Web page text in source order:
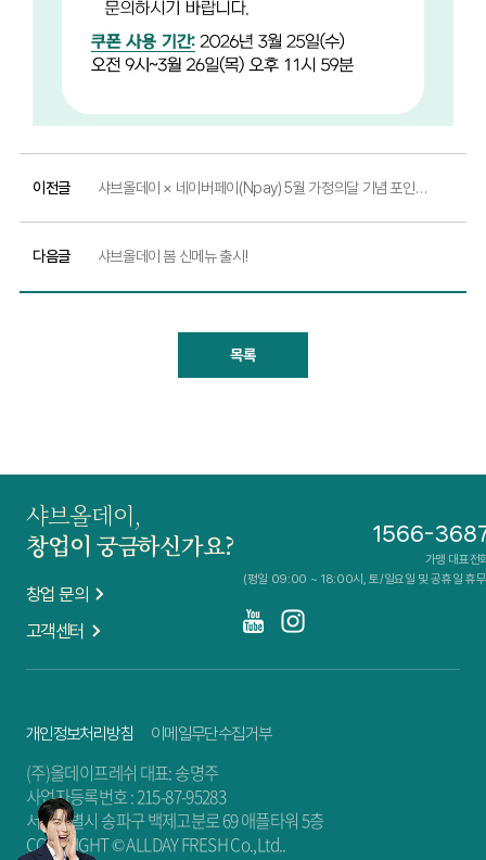
이전글 샤브올데이 × 네이버페이(Npay) 5월 가정의달 기념 포인트 적립 이벤트
다음글 샤브올데이 봄 신메뉴 출시!
목록
샤브올데이,
창업이 궁금하신가요?
창업 문의
고객센터
1566-
가맹 대표전
(평일 09:00 ~ 18:00시, 토/일요일 및 공휴일 휴
개인정보처리방침 이메일무단수집거부
(주)올데이프레쉬 대표: 송명주
사업자등록번호 : 215-87-95283
서울특별시 송파구 백제고분로 69 애플타워 5층
COPYRIGHT © ALLDAY FRESH Co.,Ltd..